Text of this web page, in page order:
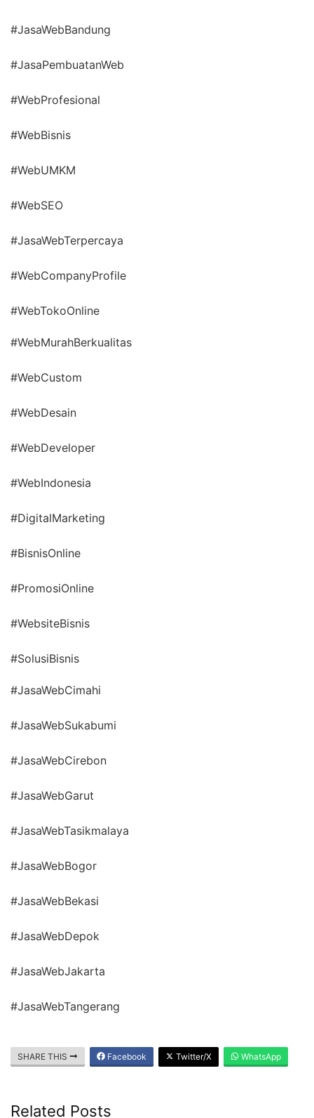
#JasaWebBandung
#JasaPembuatanWeb
#WebProfesional
#WebBisnis
#WebUMKM
#WebSEO
#JasaWebTerpercaya
#WebCompanyProfile
#WebTokoOnline
#WebMurahBerkualitas
#WebCustom
#WebDesain
#WebDeveloper
#WebIndonesia
#DigitalMarketing
#BisnisOnline
#PromosiOnline
#WebsiteBisnis
#SolusiBisnis
#JasaWebCimahi
#JasaWebSukabumi
#JasaWebCirebon
#JasaWebGarut
#JasaWebTasikmalaya
#JasaWebBogor
#JasaWebBekasi
#JasaWebDepok
#JasaWebJakarta
#JasaWebTangerang
SHARE THIS Facebook Twitter/X WhatsApp
Related Posts